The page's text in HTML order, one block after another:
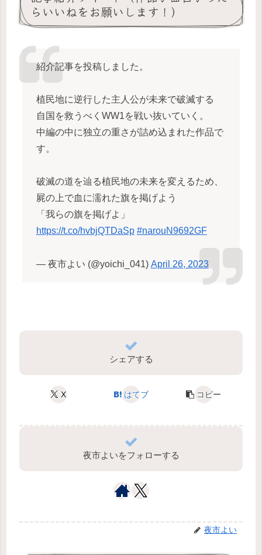
らいいねをお願いします！）
紹介記事を投稿しました。
植民地に逆行した主人公が未来で破滅する
自国を救うべくWW1を戦い抜いていく。
中編の中に独立の重さが詰め込まれた作品で
す。
破滅の道を辿る植民地の未来を変えるため、
屍の上で血に濡れた旗を掲げよう
「我らの旗を掲げよ」
https://t.co/hvbjQTDaSp #narouN9692GF
— 夜市よい (@yoichi_041) April 26, 2023
シェアする
X はてブ コピー
夜市よいをフォローする
夜市よい